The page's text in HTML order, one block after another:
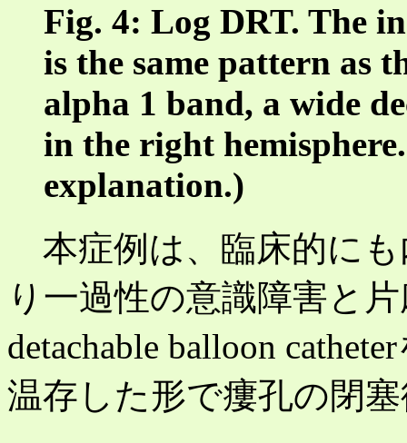
Fig. 4: Log DRT. The
is the same pattern as
alpha 1 band, a wide
in the right
explanation.)
本症例は、臨床的にも
り一過性の意識障害と
detachable balloon
温存した形で瘻孔の閉